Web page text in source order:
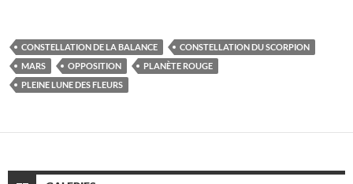
CONSTELLATION DE LA BALANCE
CONSTELLATION DU SCORPION
MARS
OPPOSITION
PLANÈTE ROUGE
PLEINE LUNE DES FLEURS